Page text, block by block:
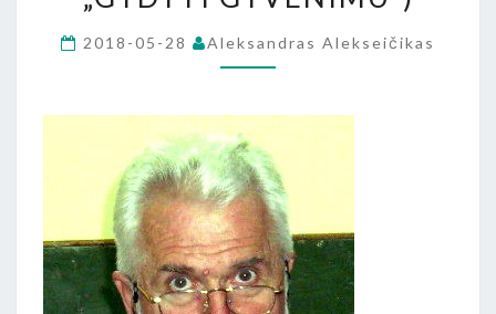
KNYGOS
„GYDYTI
GYVENIMU”)
2018-05-28 Aleksandras Alekseičikas